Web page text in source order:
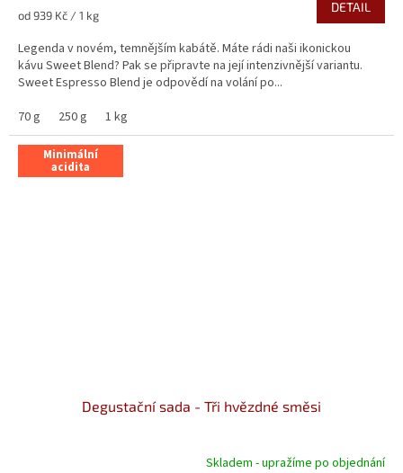
Měrná
od 939 Kč / 1 kg
DETAIL
Legenda v novém, temnějším kabátě. Máte rádi naši ikonickou
kávu Sweet Blend? Pak se připravte na její intenzivnější variantu.
Sweet Espresso Blend je odpovědí na volání po...
70 g
250 g 1 kg
Minimální
acidita
Degustační sada - Tři hvězdné směsi
Skladem - upražíme po objednání